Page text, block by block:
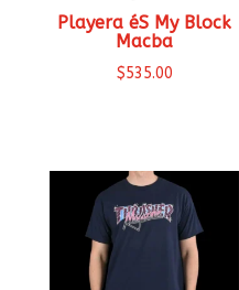
Playera éS My Block
Macba
$535.00